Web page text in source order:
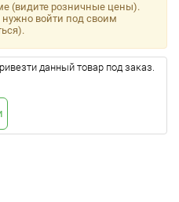
(видите розничные цены).
войти под своим
данный товар под заказ.